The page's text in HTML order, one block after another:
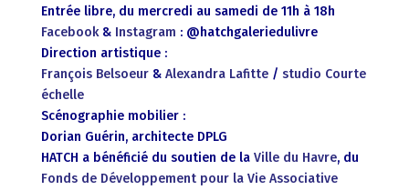
Entrée libre, du mercredi au samedi de 11h à 18h
Facebook& Instagram : @hatchgaleriedulivre
Direction artistique :
François Belsoeur& Alexandra Lafitte/ studio Courte
échelle
Scénographie mobilier :
Dorian Guérin, architecte DPLG
HATCH a bénéficié du soutien de la Ville du Havre, du
Fonds de Développement pour la Vie Associative